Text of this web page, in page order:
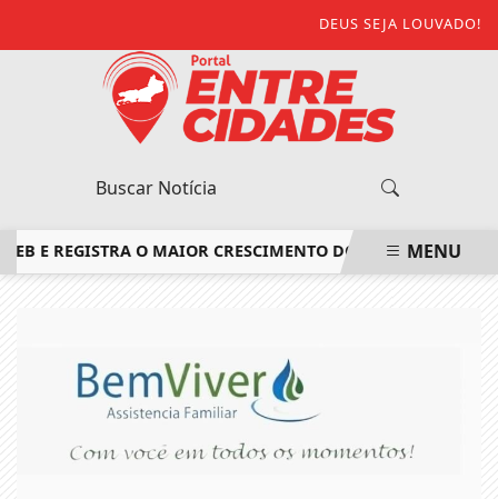
DEUS SEJA LOUVADO!
REGISTRA O MAIOR CRESCIMENTO DO ESTADO DO RIO DE
MENU